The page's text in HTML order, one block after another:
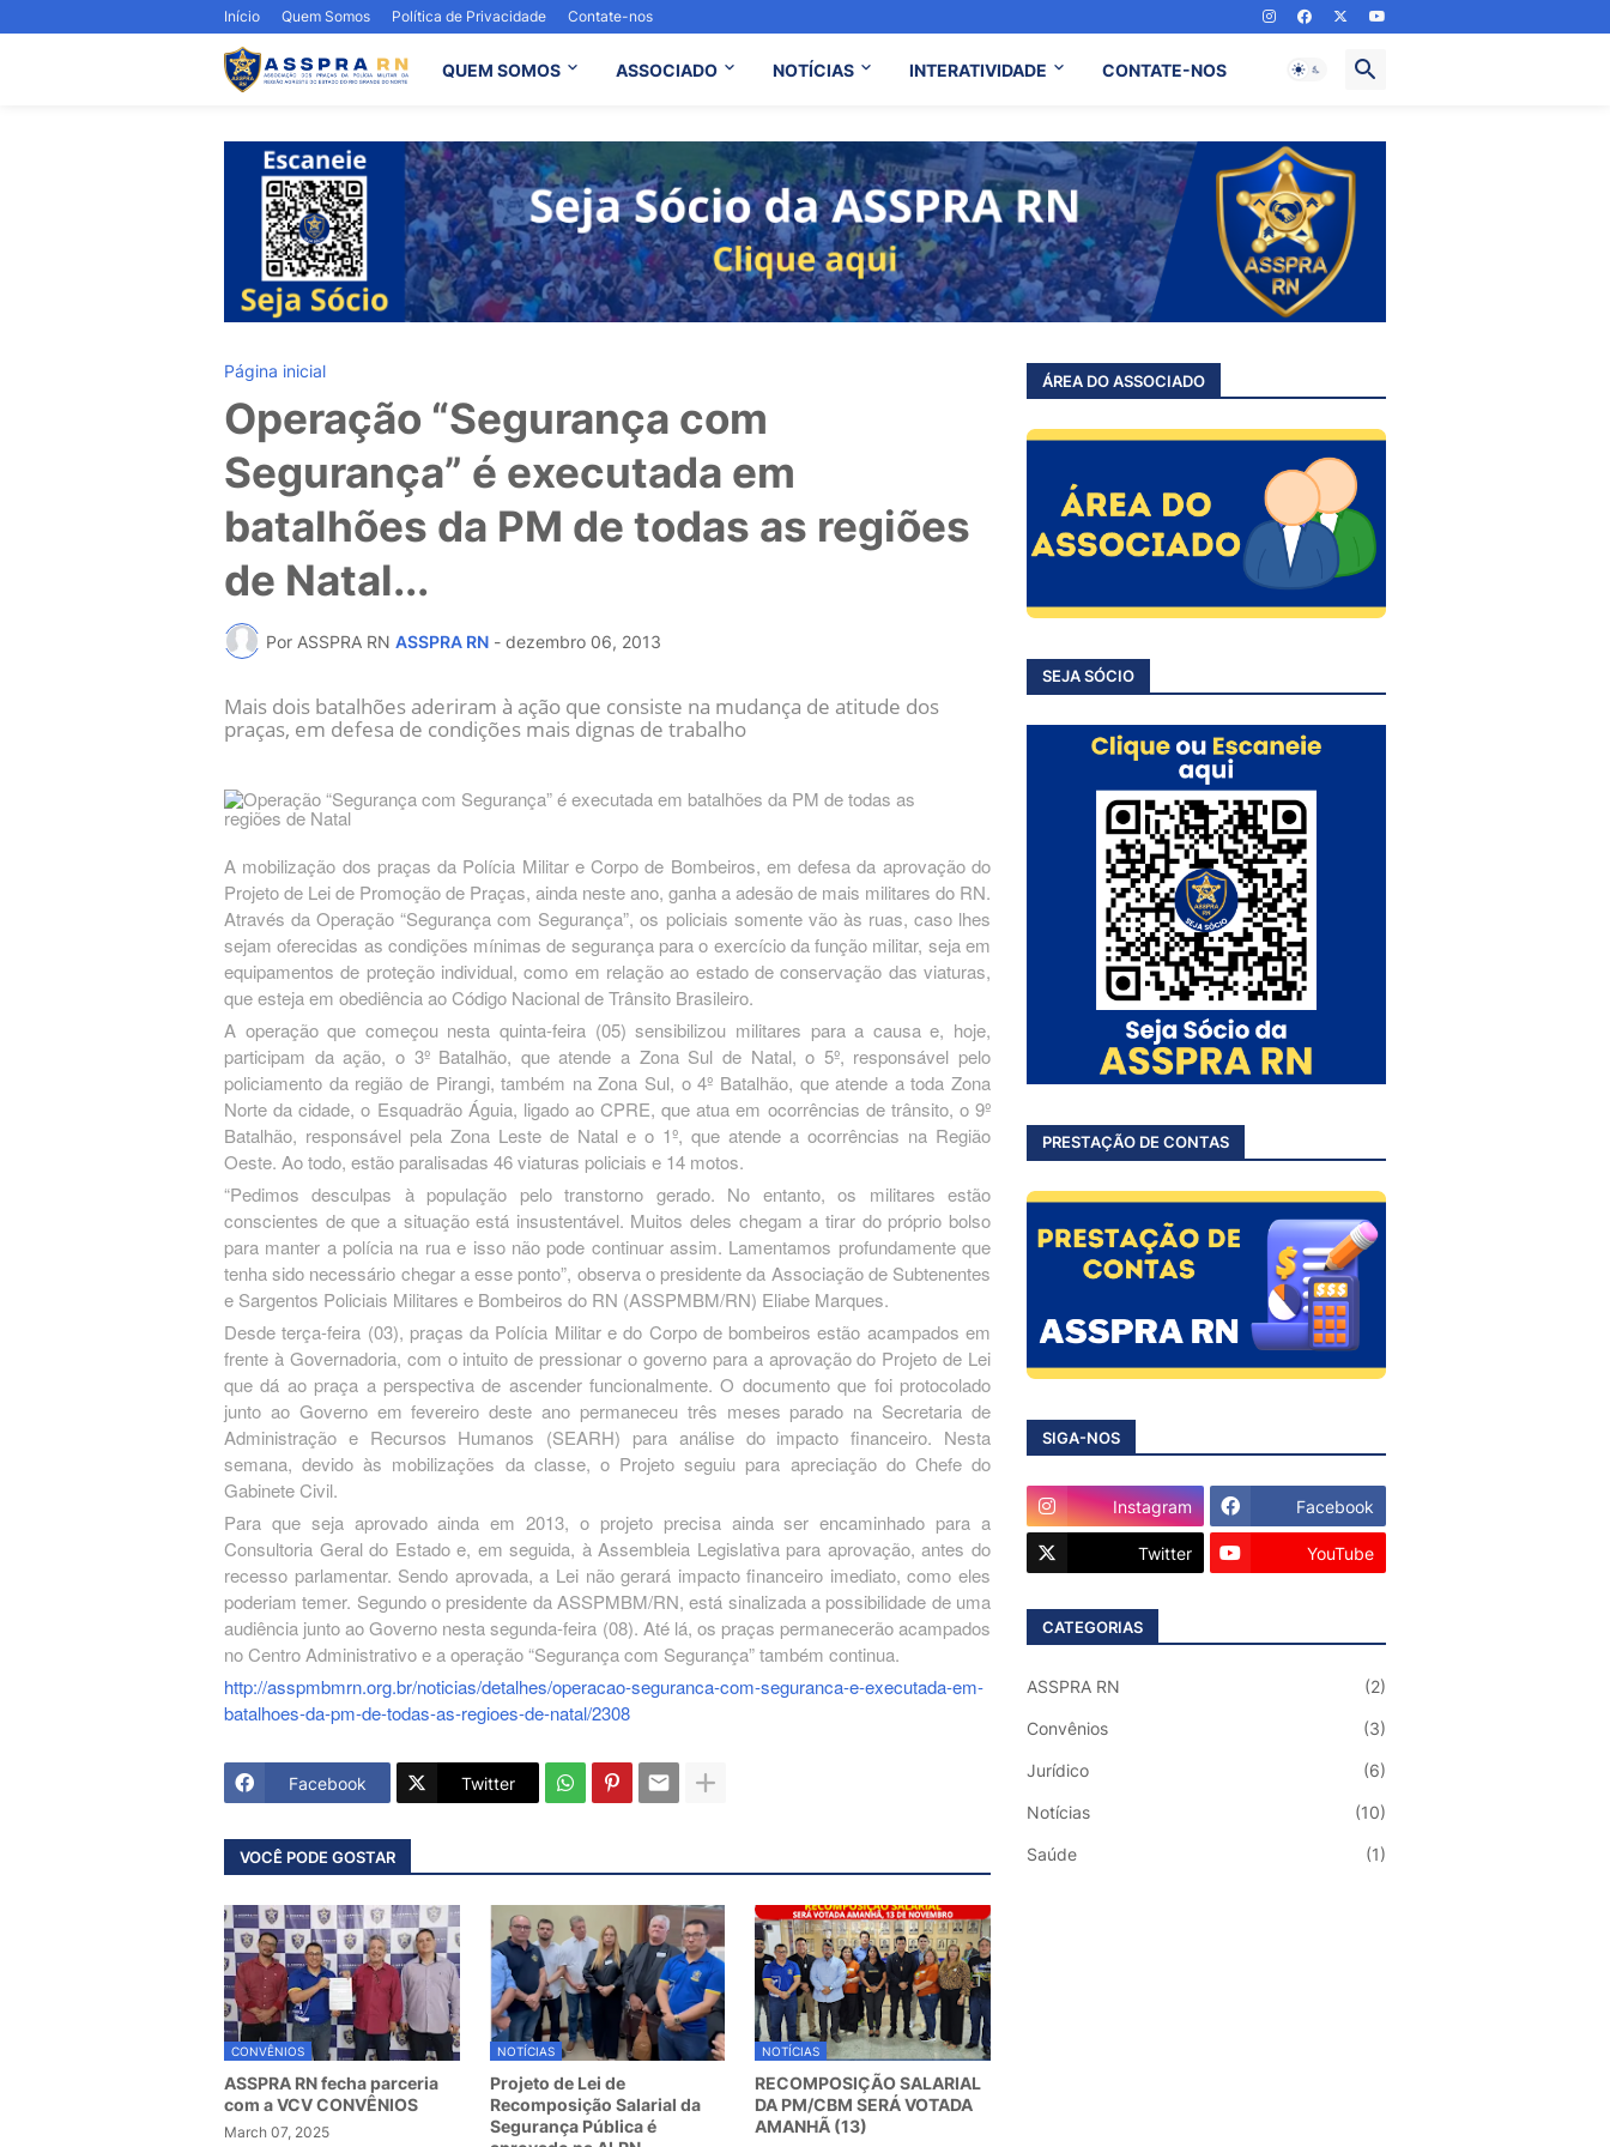
Início Quem Somos Política de Privacidade Contate-nos
QUEM SOMOS ASSOCIADO NOTÍCIAS INTERATIVIDADE CONTATE-NOS
Página inicial
Operação “Segurança com
Segurança” é executada em
batalhões da PM de todas as regiões
de Natal...
Por ASSPRA RN ASSPRA RN - dezembro 06, 2013
Mais dois batalhões aderiram à ação que consiste na mudança de atitude dos
praças, em defesa de condições mais dignas de trabalho
A mobilização dos praças da Polícia Militar e Corpo de Bombeiros, em defesa da aprovação do
Projeto de Lei de Promoção de Praças, ainda neste ano, ganha a adesão de mais militares do RN.
Através da Operação “Segurança com Segurança”, os policiais somente vão às ruas, caso lhes
sejam oferecidas as condições mínimas de segurança para o exercício da função militar, seja em
equipamentos de proteção individual, como em relação ao estado de conservação das viaturas,
que esteja em obediência ao Código Nacional de Trânsito Brasileiro.
A operação que começou nesta quinta-feira (05) sensibilizou militares para a causa e, hoje,
participam da ação, o 3º Batalhão, que atende a Zona Sul de Natal, o 5º, responsável pelo
policiamento da região de Pirangi, também na Zona Sul, o 4º Batalhão, que atende a toda Zona
Norte da cidade, o Esquadrão Águia, ligado ao CPRE, que atua em ocorrências de trânsito, o 9º
Batalhão, responsável pela Zona Leste de Natal e o 1º, que atende a ocorrências na Região
Oeste. Ao todo, estão paralisadas 46 viaturas policiais e 14 motos.
“Pedimos desculpas à população pelo transtorno gerado. No entanto, os militares estão
conscientes de que a situação está insustentável. Muitos deles chegam a tirar do próprio bolso
para manter a polícia na rua e isso não pode continuar assim. Lamentamos profundamente que
tenha sido necessário chegar a esse ponto”, observa o presidente da Associação de Subtenentes
e Sargentos Policiais Militares e Bombeiros do RN (ASSPMBM/RN) Eliabe Marques.
Desde terça-feira (03), praças da Polícia Militar e do Corpo de bombeiros estão acampados em
frente à Governadoria, com o intuito de pressionar o governo para a aprovação do Projeto de Lei
que dá ao praça a perspectiva de ascender funcionalmente. O documento que foi protocolado
junto ao Governo em fevereiro deste ano permaneceu três meses parado na Secretaria de
Administração e Recursos Humanos (SEARH) para análise do impacto financeiro. Nesta
semana, devido às mobilizações da classe, o Projeto seguiu para apreciação do Chefe do
Gabinete Civil.
Para que seja aprovado ainda em 2013, o projeto precisa ainda ser encaminhado para a
Consultoria Geral do Estado e, em seguida, à Assembleia Legislativa para aprovação, antes do
recesso parlamentar. Sendo aprovada, a Lei não gerará impacto financeiro imediato, como eles
poderiam temer. Segundo o presidente da ASSPMBM/RN, está sinalizada a possibilidade de uma
audiência junto ao Governo nesta segunda-feira (08). Até lá, os praças permanecerão acampados
no Centro Administrativo e a operação “Segurança com Segurança” também continua.
http://asspmbmrn.org.br/noticias/detalhes/operacao-seguranca-com-seguranca-e-executada-em-
batalhoes-da-pm-de-todas-as-regioes-de-natal/2308
Facebook Twitter
VOCÊ PODE GOSTAR
CONVÊNIOS
ASSPRA RN fecha parceria
com a VCV CONVÊNIOS
March 07, 2025
NOTÍCIAS
Projeto de Lei de
Recomposição Salarial da
Segurança Pública é
NOTÍCIAS
RECOMPOSIÇÃO SALARIAL
DA PM/CBM SERÁ VOTADA
AMANHÃ (13)
ÁREA DO ASSOCIADO
SEJA SÓCIO
PRESTAÇÃO DE CONTAS
SIGA-NOS
Instagram Facebook
Twitter YouTube
CATEGORIAS
ASSPRA RN (2)
Convênios (3)
Jurídico (6)
Notícias (10)
Saúde (1)